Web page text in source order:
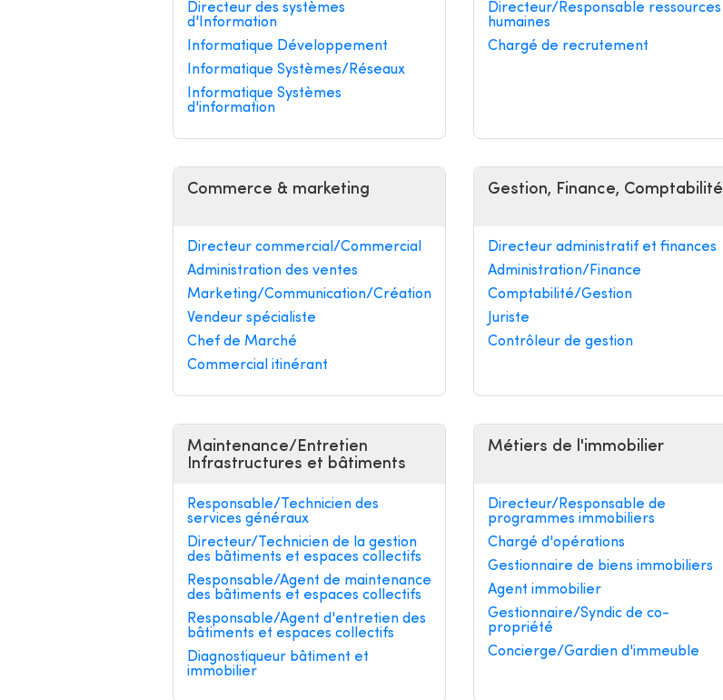
Directeur des systèmes
d'Information
Informatique Développement
Informatique Systèmes/Réseaux
Informatique Systèmes
d'information
Directeur/Responsable ressources
humaines
Chargé de recrutement
Commerce & marketing
Directeur commercial/Commercial
Administration des ventes
Marketing/Communication/Création
Vendeur spécialiste
Chef de Marché
Commercial itinérant
Gestion, Finance, Comptabilité
Directeur administratif et finances
Administration/Finance
Comptabilité/Gestion
Juriste
Contrôleur de gestion
Maintenance/Entretien
Infrastructures et bâtiments
Responsable/Technicien des
services généraux
Directeur/Technicien de la gestion
des bâtiments et espaces collectifs
Responsable/Agent de maintenance
des bâtiments et espaces collectifs
Responsable/Agent d'entretien des
bâtiments et espaces collectifs
Diagnostiqueur bâtiment et
immobilier
Métiers de l'immobilier
Directeur/Responsable de
programmes immobiliers
Chargé d'opérations
Gestionnaire de biens immobiliers
Agent immobilier
Gestionnaire/Syndic de co-
propriété
Concierge/Gardien d'immeuble